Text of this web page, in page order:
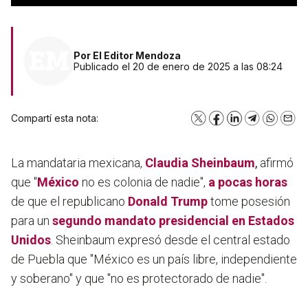
Por El Editor Mendoza
Publicado el 20 de enero de 2025 a las 08:24
Compartí esta nota: X Facebook
LinkedInTelegram
La mandataria mexicana, Claudia Sheinbaum, afirmó
que "México no es colonia de nadie", a pocas horas
de que el republicano Donald Trumptome posesión
para un segundo mandato presidencial en Estados
Unidos . Sheinbaum expresó desde el central estado
de Puebla que "México es un país libre, independiente
y soberano" y que "no es protectorado de nadie".